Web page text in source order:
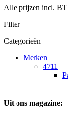
Alle prijzen incl.
Filter
Categorieën
Merken
4711
Uit ons magazine: